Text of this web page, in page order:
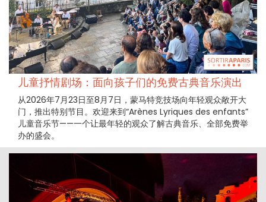
儿童抒情剧场：面向孩子们的免费古典音乐演出
从2026年7月23日至8月7日，蒙马特竞技场向年轻观众敞开大
门，推出特别节目。欢迎来到“Arènes Lyriques des enfants”
儿童音乐节——一个让最年轻的观众了解古典音乐、全部免费举
办的盛会。